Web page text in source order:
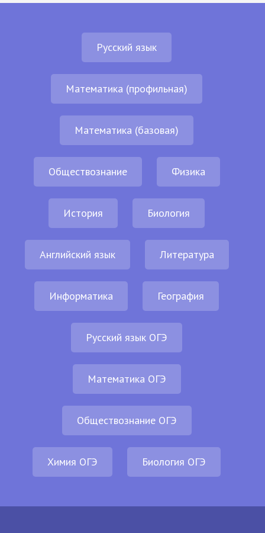
Русский язык
Математика (профильная)
Математика (базовая)
Обществознание Физика
История Биология
Английский язык Литература
Информатика География
Русский язык ОГЭ
Математика ОГЭ
Обществознание ОГЭ
Химия ОГЭ Биология ОГЭ